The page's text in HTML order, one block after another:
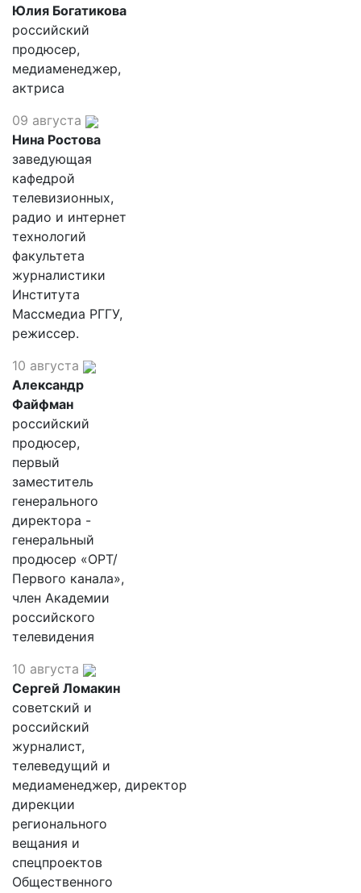
Юлия Богатикова
российский
продюсер,
медиаменеджер,
актриса
09 августа
Нина Ростова
заведующая
кафедрой
телевизионных,
радио и интернет
технологий
факультета
журналистики
Института
Массмедиа РГГУ,
режиссер.
10 августа
Александр
Файфман
российский
продюсер,
первый
заместитель
генерального
директора -
генеральный
продюсер «ОРТ/
Первого канала»,
член Академии
российского
телевидения
10 августа
Сергей Ломакин
советский и
российский
журналист,
телеведущий и
медиаменеджер, директор
дирекции
регионального
вещания и
спецпроектов
Общественного